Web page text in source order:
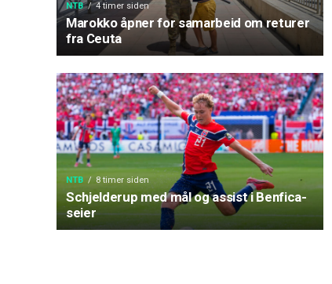
NTB 4 timer siden
Marokko åpner for samarbeid om returer
fra Ceuta
NTB 8 timer siden
Schjelderup med mål og assist i Benfica-
seier